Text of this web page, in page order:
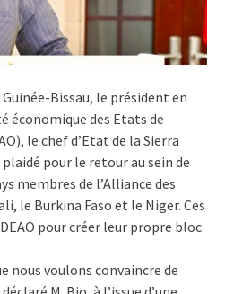
Bissau, le président en
économique des Etats de
le chef d’Etat de la Sierra
pour le retour au sein de
membres de l’Alliance des
le Burkina Faso et le Niger. Ces
pour créer leur propre bloc.
nous voulons convaincre de